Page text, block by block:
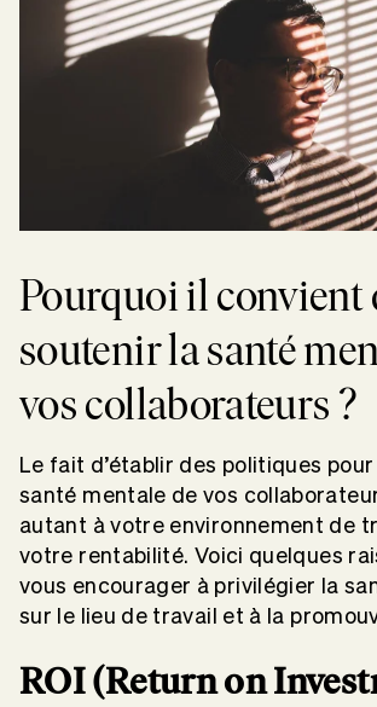
Pourquoi il convient
soutenir la santé
vos collaborateurs ?
Le fait d’établir des politiques
santé mentale de vos
autant à votre environnement de
votre rentabilité. Voici quelques
vous encourager à privilégier la
sur le lieu de travail et à la
ROI (Return on